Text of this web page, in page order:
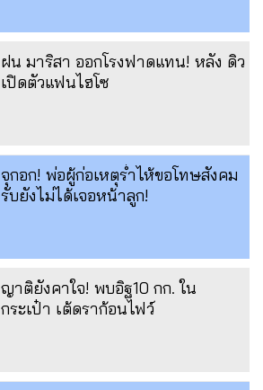
ฝน มาริสา ออกโรงฟาดแทน! หลัง ดิว
เปิดตัวแฟนไฮโซ
จุกอก! พ่อผู้ก่อเหตุร่ำไห้ขอโทษสังคม
รับยังไม่ได้เจอหน้าลูก!
ญาติยังคาใจ! พบอิฐ10 กก. ใน
กระเป๋า เต้ดราก้อนไฟว์